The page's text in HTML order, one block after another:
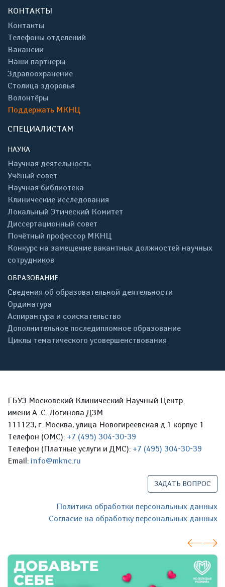
КОНТАКТЫ
Контакты
Телефоны отделений
Вакансии
Наши партнеры
Здравоохранение
Столица здоровья
Волонтёры
Поддержать МКНЦ
СПЕЦИАЛИСТАМ
НАУКА
Научная деятельность
Учёный совет
Научная библиотека
Клинические исследования
Локальный Этический Комитет
Диссертационный совет
Почётный профессор МКНЦ
Конкурс на замещение вакантных должностей научных
сотрудников
ОБРАЗОВАНИЕ
Сведения об образовательной деятельности
Ординатура
Аспирантура и соискательство
Дополнительное последипломное образование
Циклы тематического усовершенствования
ГБУЗ Московский Клинический Научный Центр
имени А. С. Логинова ДЗМ
111123, г. Москва, улица Новогиреевская д.1 корпус 1
Телефон (ОМС): +7 (495) 304-30-39
Телефон (Платные услуги и ДМС): +7 (495) 304-30-39
Email: info@mknc.ru
ЗАДАТЬ ВОПРОС
Политика обработки персональных данных
Согласие на обработку персональных данных